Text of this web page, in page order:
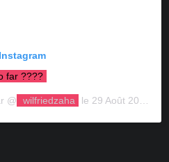
far ????
@ wilfriedzaha le 29 Août 2020 à 8 :57 PDT